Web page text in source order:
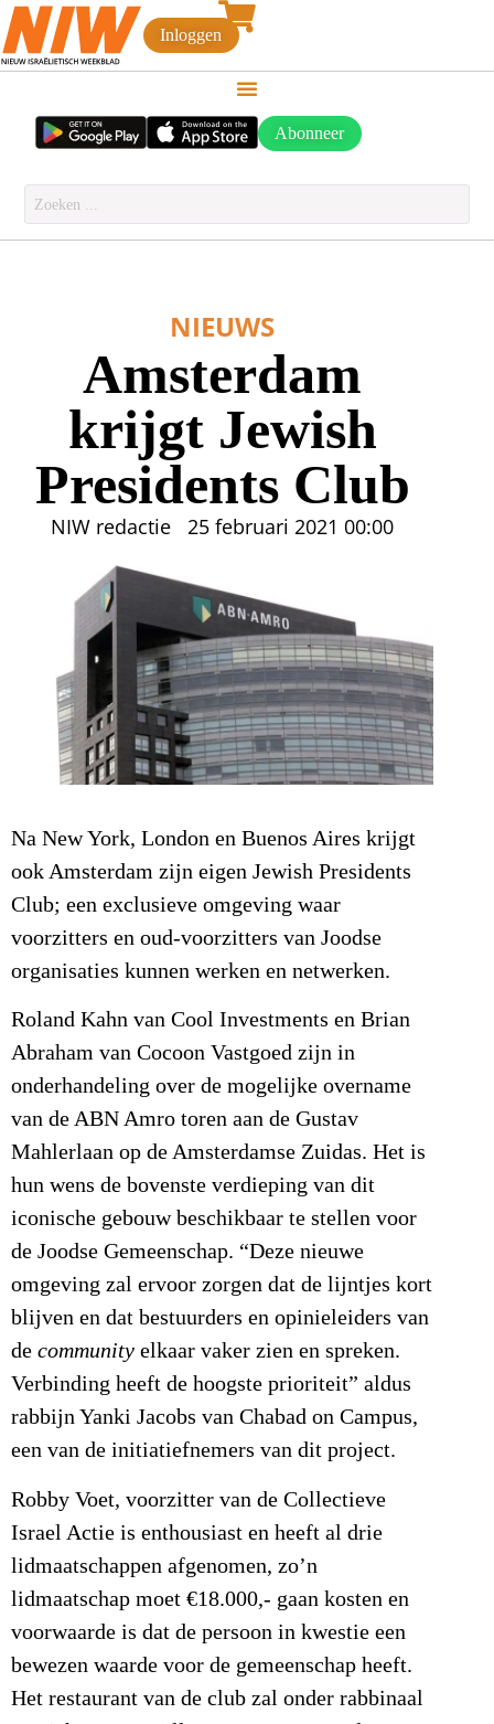
Inloggen
Abonneer
NIEUWS
Amsterdam
krijgt Jewish
Presidents Club
NIW redactie 25 februari 2021 00:00
Na New York, London en Buenos Aires krijgt
ook Amsterdam zijn eigen Jewish Presidents
Club; een exclusieve omgeving waar
voorzitters en oud-voorzitters van Joodse
organisaties kunnen werken en netwerken.
Roland Kahn van Cool Investments en Brian
Abraham van Cocoon Vastgoed zijn in
onderhandeling over de mogelijke overname
van de ABN Amro toren aan de Gustav
Mahlerlaan op de Amsterdamse Zuidas. Het is
hun wens de bovenste verdieping van dit
iconische gebouw beschikbaar te stellen voor
de Joodse Gemeenschap. “Deze nieuwe
omgeving zal ervoor zorgen dat de lijntjes kort
blijven en dat bestuurders en opinieleiders van
de community elkaar vaker zien en spreken.
Verbinding heeft de hoogste prioriteit” aldus
rabbijn Yanki Jacobs van Chabad on Campus,
een van de initiatiefnemers van dit project.
Robby Voet, voorzitter van de Collectieve
Israel Actie is enthousiast en heeft al drie
lidmaatschappen afgenomen, zo’n
lidmaatschap moet €18.000,- gaan kosten en
voorwaarde is dat de persoon in kwestie een
bewezen waarde voor de gemeenschap heeft.
Het restaurant van de club zal onder rabbinaal